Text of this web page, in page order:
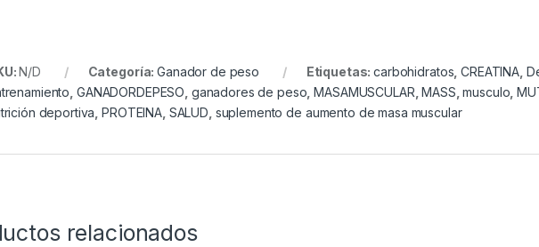
N/D Categoría:Ganador de peso Etiquetas:carbohidratos ,CREATINA
GANADORDEPESO ganadores de peso ,MASAMUSCULAR ,MASS ,musculo ,
deportiva ,PROTEINA, SALUD suplemento de aumento de masa muscular
relacionados